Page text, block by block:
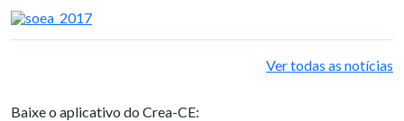
Ver todas as notícias
Baixe o aplicativo do Crea-CE: